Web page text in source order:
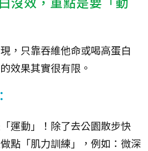
，只靠吞維他命或喝高蛋白
效果其實很有限。
運動」！除了去公園散步快
點「肌力訓練」，例如：微深